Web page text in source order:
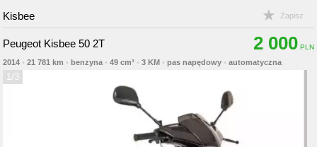
Kisbee
Zapisz
Peugeot Kisbee 50 2T 2 000
2014 •21 781 km •benzyna •49 cm³ •3 KM •pas napędowy •automatyczna
1/3